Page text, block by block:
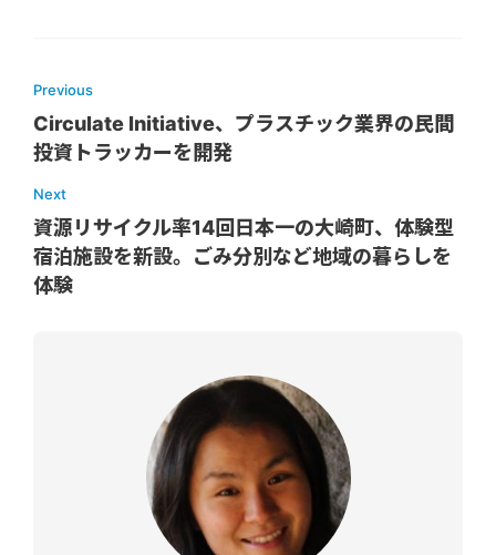
Previous
Circulate Initiative、プラスチック業界の民間
投資トラッカーを開発
Next
資源リサイクル率14回日本一の大崎町、体験型
宿泊施設を新設。ごみ分別など地域の暮らしを
体験